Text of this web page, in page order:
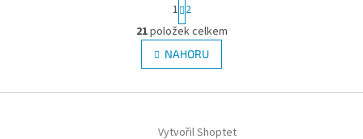
O
v
l
á
í
t
r
á
n
k
v
n
1 2
21položek celkem
NAHORU
Vytvořil Shoptet